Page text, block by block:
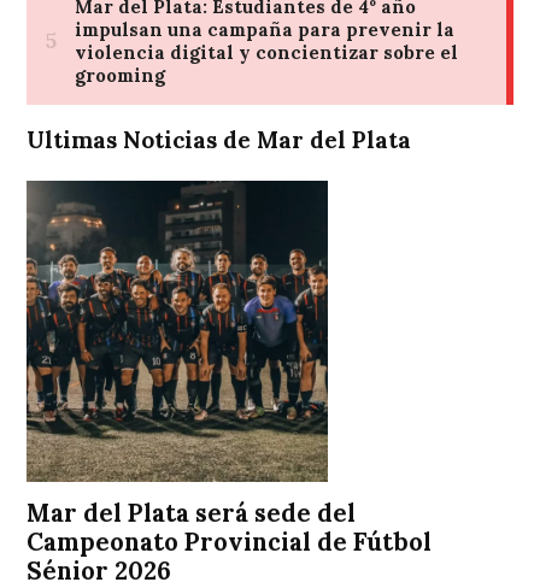
Ultimas Noticias de Mar del Plata
Mar del Plata será sede del
Campeonato Provincial de Fútbol
Sénior 2026